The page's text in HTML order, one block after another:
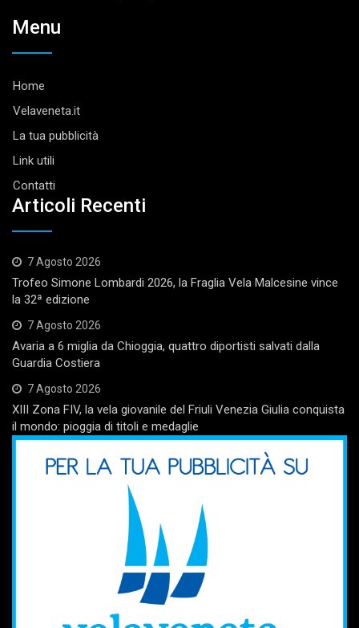
Menu
Home
Velaveneta.it
La tua pubblicità
Link utili
Contatti
Articoli Recenti
7 Agosto 2026
Trofeo Simone Lombardi 2026, la Fraglia Vela Malcesine vince
la 32ª edizione
7 Agosto 2026
Avaria a 6 miglia da Chioggia, quattro diportisti salvati dalla
Guardia Costiera
7 Agosto 2026
XIII Zona FIV, la vela giovanile del Friuli Venezia Giulia conquista
il mondo: pioggia di titoli e medaglie